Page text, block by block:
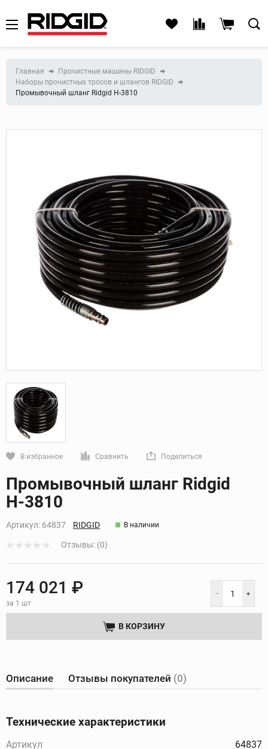
Главная
Прочистные машины RIDGID
Наборы прочистных тросов и шлангов RIDGID
Промывочный шланг Ridgid Н-3810
В избранное Сравнить Поделиться
Кликните, чтобы скопировать прямую ссылку
Промывочный шланг Ridgid
Н-3810
Артикул: 64837 RIDGID В наличии
Отзывы: (0)
174 021 ₽
за 1 шт
В КОРЗИНУ
Описание Отзывы покупателей (0)
Технические характеристики
Артикул
64837